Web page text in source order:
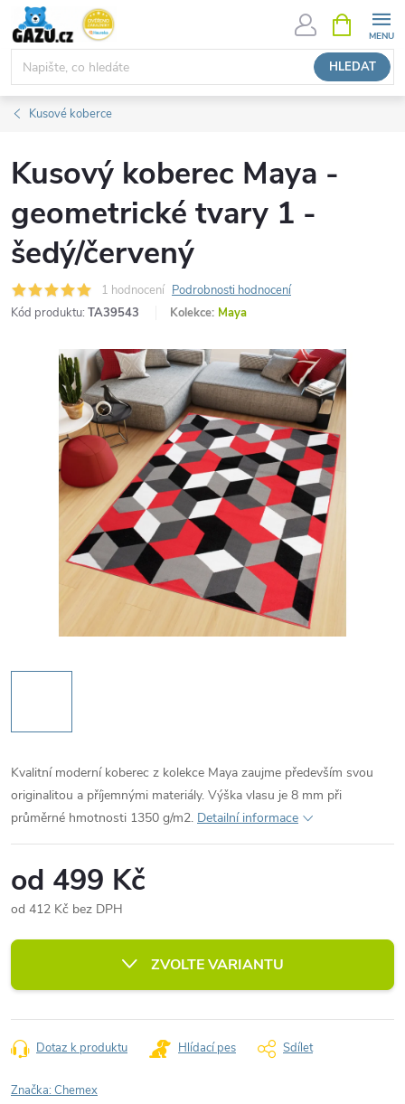
Přejít
obsah
HLEDAT
NÁKUPNÍ
KOŠÍK
Kusové koberce
Kusový koberec Maya -
geometrické tvary 1 -
šedý/červený
1 hodnocení Podrobnosti hodnocení
Kód produktu: TA39543 Kolekce: Maya
Kvalitní moderní koberec z kolekce Maya zaujme především svou
originalitou a příjemnými materiály. Výška vlasu je 8 mm při
průměrné hmotnosti 1350 g/m2. Detailní informace
od 499 Kč
od 412 Kč bez DPH
cena:
ZVOLTE VARIANTU
Dotaz k produktu Hlídací pes Sdílet
Značka:Chemex